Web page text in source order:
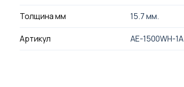
Толщина мм 15.7 мм.
Артикул AE-1500WH-1A